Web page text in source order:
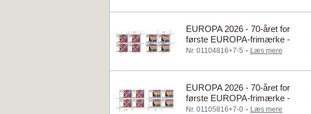
EUROPA 2026 - 70-året for
første EUROPA-frimærke -
Centralt dagstemplet - 4-blok
Nr. 01104816+7-5 - Læs mere
EUROPA 2026 - 70-året for
første EUROPA-frimærke -
Postfrisk - 4-blok nedre
Nr. 01105816+7-0 - Læs mere